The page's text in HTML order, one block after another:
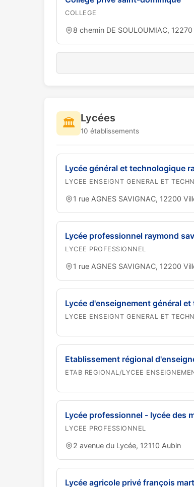
COLLEGE
8 chemin DE SOULOUMIAC, 12270
🏛️ Lycées
10 établissements
Lycée général et technologique
LYCEE ENSEIGNT GENERAL ET
1 rue AGNES SAVIGNAC, 12200
Lycée professionnel raymond
LYCEE PROFESSIONNEL
1 rue AGNES SAVIGNAC, 12200
Lycée d'enseignement général
LYCEE ENSEIGNT GENERAL ET
Etablissement régional
ETAB REGIONAL/LYCEE
Lycée professionnel - lycée des
LYCEE PROFESSIONNEL
2 avenue du Lycée, 12110 Aubin
Lycée agricole privé françois